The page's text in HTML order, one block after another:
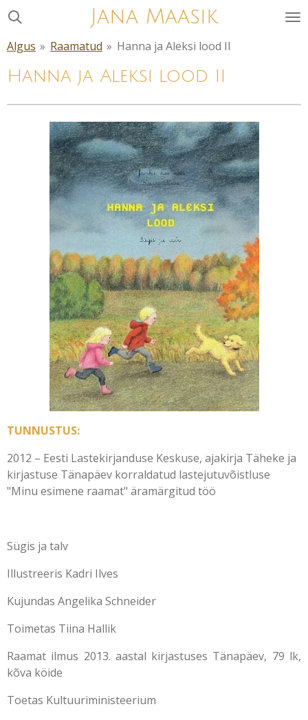
Skip
main
Jana Maasik
Algus » Raamatud » Hanna ja Aleksi lood II
Hanna ja Aleksi lood II
TUNNUSTUS:
2012 – Eesti Lastekirjanduse Keskuse, ajakirja Täheke ja
kirjastuse Tänapäev korraldatud lastejutuvõistluse
"Minu esimene raamat" äramärgitud töö
Sügis ja talv
Illustreeris Kadri Ilves
Kujundas Angelika Schneider
Toimetas Tiina Hallik
Raamat ilmus 2013. aastal kirjastuses Tänapäev, 79 lk,
kõva köide
Toetas Kultuuriministeerium